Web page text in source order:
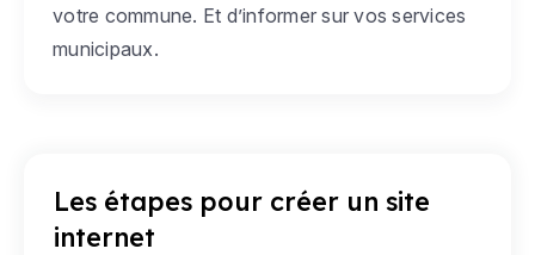
votre commune. Et d’informer sur vos services
municipaux.
Les étapes pour créer un site
internet